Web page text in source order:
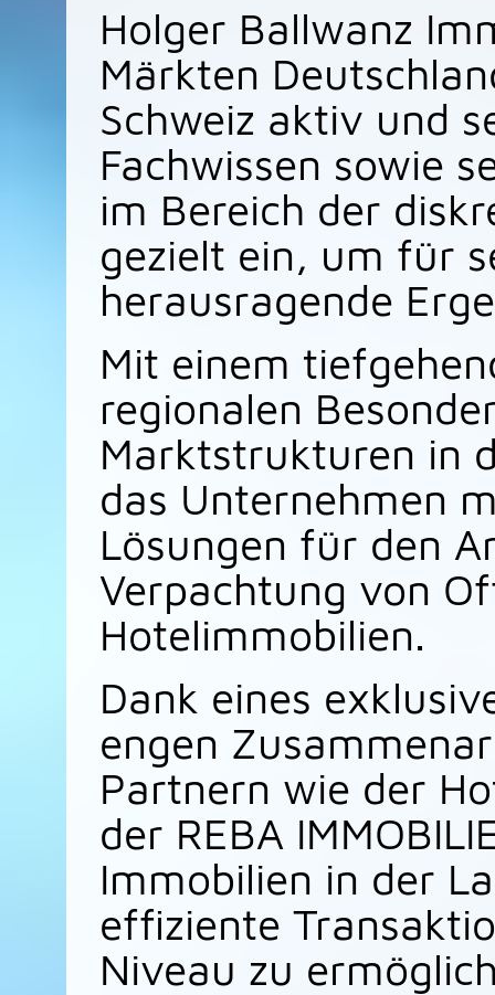
Holger Ballwanz
Märkten
Schweiz aktiv und
Fachwissen sowie
im Bereich der
gezielt ein, um für
herausragende
Mit einem
regionalen
Marktstrukturen in
das Unternehmen
Lösungen für den
Verpachtung von
Hotelimmobilien.
Dank eines
engen
Partnern wie der
der REBA
Immobilien in der
effiziente
Niveau zu